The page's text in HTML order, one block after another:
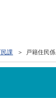
課 ＞ 戸籍住民係